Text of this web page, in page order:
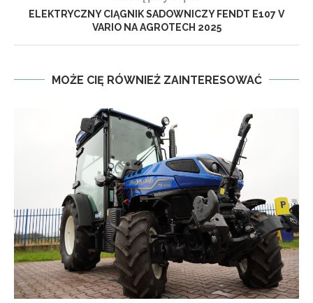
ELEKTRYCZNY CIĄGNIK SADOWNICZY FENDT E107 V
VARIO NA AGROTECH 2025
MOŻE CIĘ RÓWNIEŻ ZAINTERESOWAĆ